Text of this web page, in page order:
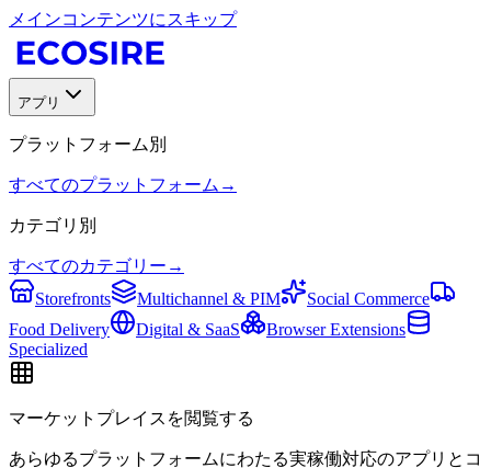
メインコンテンツにスキップ
アプリ
プラットフォーム別
すべてのプラットフォーム →
カテゴリ別
すべてのカテゴリー →
Storefronts
Multichannel & PIM
Social Commerce
Food Delivery
Digital & SaaS
Browser Extensions
Specialized
マーケットプレイスを閲覧する
あらゆるプラットフォームにわたる実稼働対応のアプリとコ